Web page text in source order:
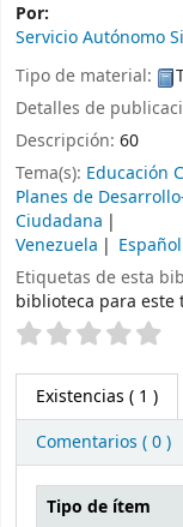
Por:
Servicio Autónomo
Tipo de material:
Detalles de
Descripción: 60
Tema(s): Educación
Planes de
Ciudadana
Venezuela
Español
Etiquetas de esta
biblioteca para este
Valoración
Existencias ( 1 )
Comentarios ( 0 )
Tipo de ítem